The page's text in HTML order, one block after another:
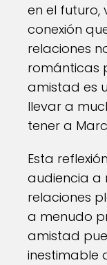
en el
conexión
relaciones
románticas
amistad es
llevar a
tener a
Esta
audiencia a
relaciones
a menudo
amistad
inestimable